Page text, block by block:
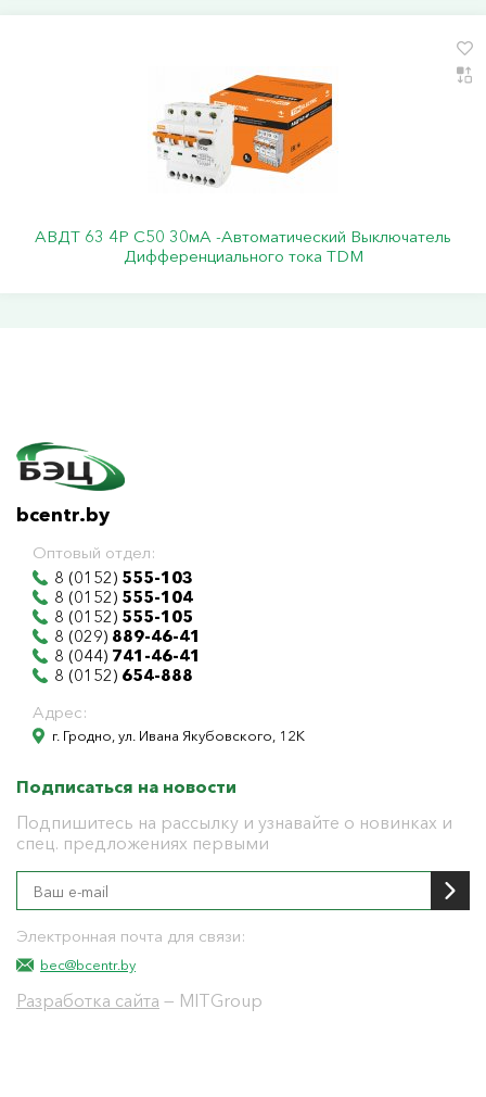
АВДТ 63 4Р С50 30мА -Автоматический Выключатель
Дифференциального тока TDM
bcentr.by
Оптовый отдел:
8 (0152) 555-103
8 (0152) 555-104
8 (0152) 555-105
8 (029) 889-46-41
8 (044) 741-46-41
8 (0152) 654-888
Адрес:
г. Гродно, ул. Ивана Якубовского, 12К
Подписаться на новости
Подпишитесь на рассылку и узнавайте о новинках и
спец. предложениях первыми
Электронная почта для связи:
bec@bcentr.by
Разработка сайта — MITGroup